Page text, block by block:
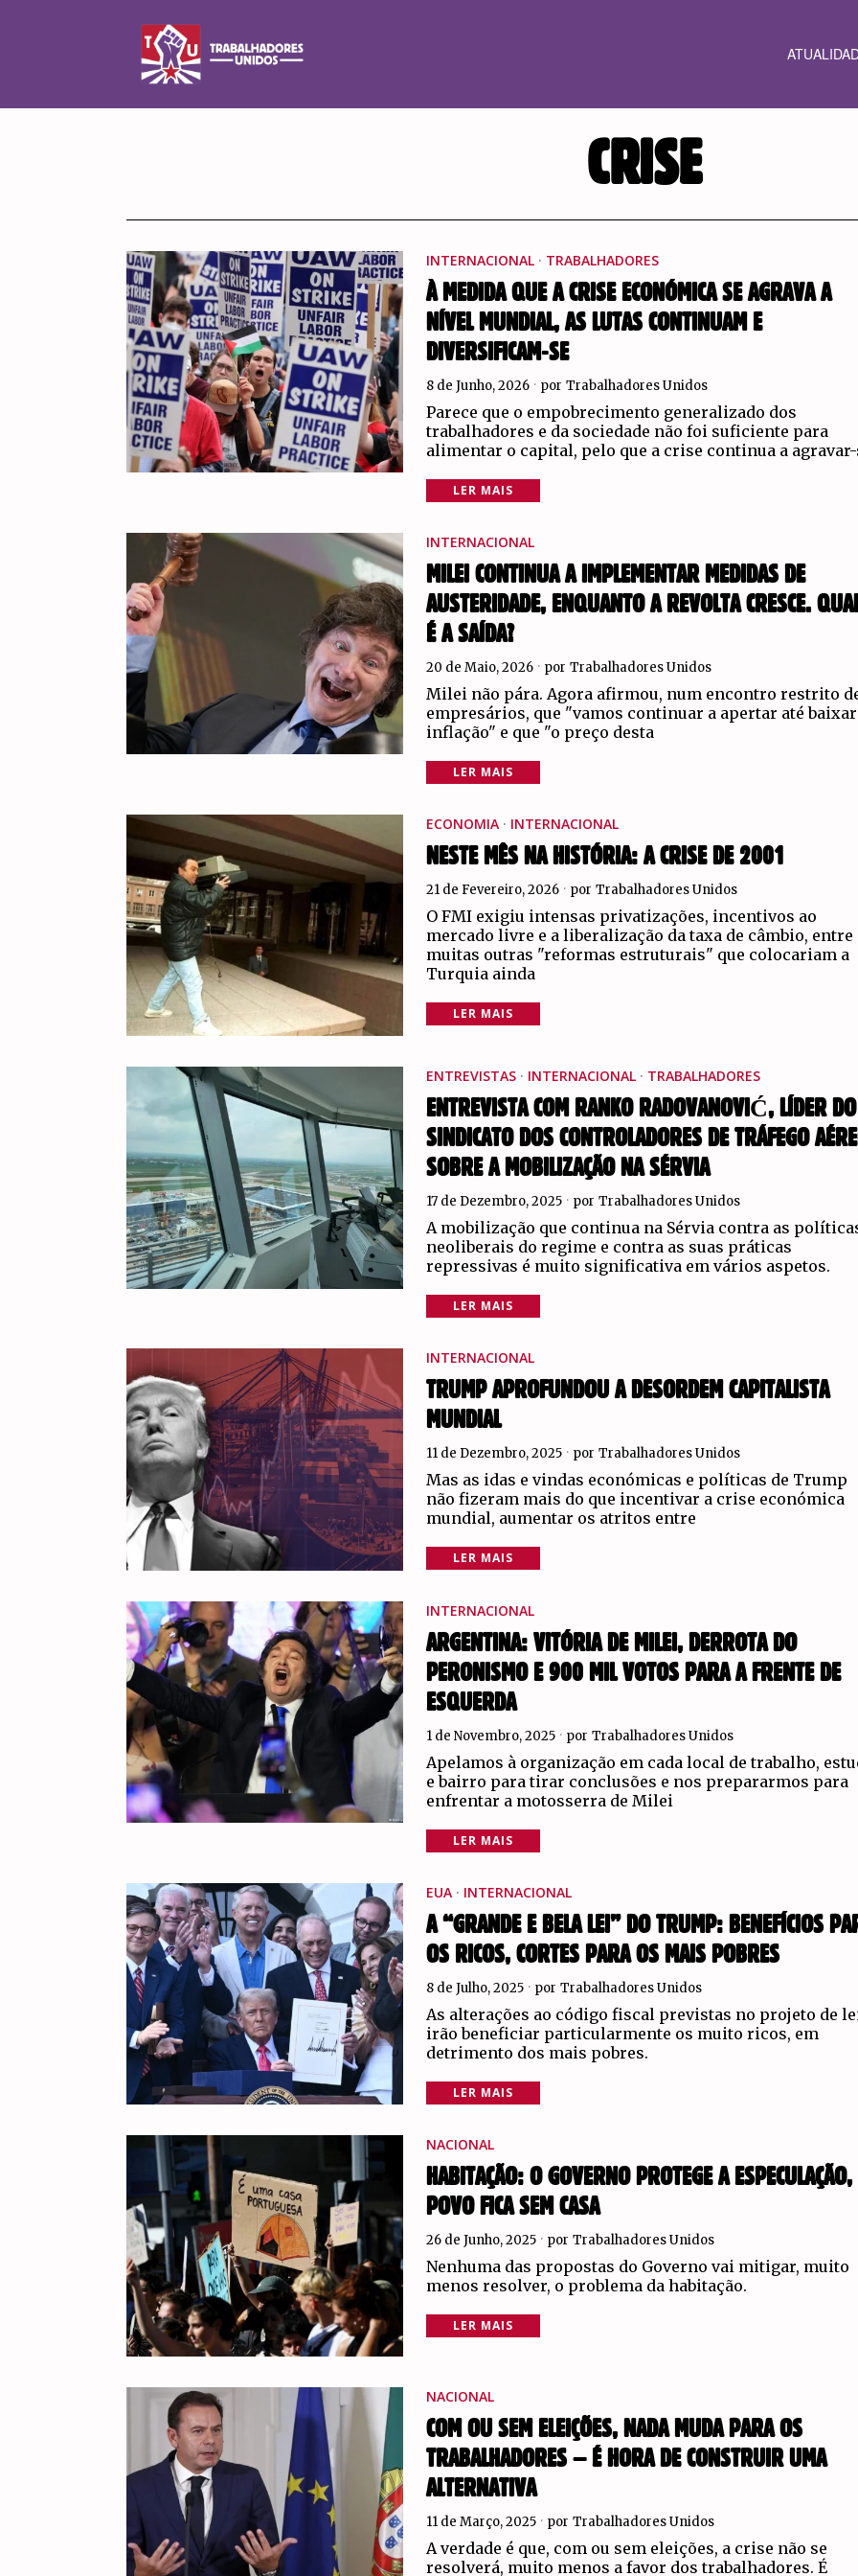
CRISE
INTERNACIONAL · TRABALHADORES
À MEDIDA QUE A CRISE ECONÓMICA SE AGRAVA A
NÍVEL MUNDIAL, AS LUTAS CONTINUAM E
DIVERSIFICAM-SE
8 de Junho, 2026 por Trabalhadores Unidos
Parece que o empobrecimento generalizado dos
trabalhadores e da sociedade não foi suficiente para
alimentar o capital, pelo que a crise continua a
LER MAIS
INTERNACIONAL
MILEI CONTINUA A IMPLEMENTAR MEDIDAS DE
AUSTERIDADE, ENQUANTO A REVOLTA CRESCE.
É A SAÍDA?
20 de Maio, 2026 por Trabalhadores Unidos
Milei não pára. Agora afirmou, num encontro restrito
empresários, que "vamos continuar a apertar até
inflação" e que "o preço desta
LER MAIS
ECONOMIA · INTERNACIONAL
NESTE MÊS NA HISTÓRIA: A CRISE DE 2001
21 de Fevereiro, 2026 por Trabalhadores Unidos
O FMI exigiu intensas privatizações, incentivos ao
mercado livre e a liberalização da taxa de câmbio, entre
muitas outras "reformas estruturais" que colocariam a
Turquia ainda
LER MAIS
ENTREVISTAS · INTERNACIONAL · TRABALHADORES
ENTREVISTA COM RANKO RADOVANOVIĆ, LÍDER DO
SINDICATO DOS CONTROLADORES DE TRÁFEGO
SOBRE A MOBILIZAÇÃO NA SÉRVIA
17 de Dezembro, 2025 por Trabalhadores Unidos
A mobilização que continua na Sérvia contra as
neoliberais do regime e contra as suas práticas
repressivas é muito significativa em vários aspetos.
LER MAIS
INTERNACIONAL
TRUMP APROFUNDOU A DESORDEM CAPITALISTA
MUNDIAL
11 de Dezembro, 2025 por Trabalhadores Unidos
Mas as idas e vindas económicas e políticas de Trump
não fizeram mais do que incentivar a crise económica
mundial, aumentar os atritos entre
LER MAIS
INTERNACIONAL
ARGENTINA: VITÓRIA DE MILEI, DERROTA DO
PERONISMO E 900 MIL VOTOS PARA A FRENTE DE
ESQUERDA
1 de Novembro, 2025 por Trabalhadores Unidos
Apelamos à organização em cada local de trabalho,
e bairro para tirar conclusões e nos prepararmos para
enfrentar a motosserra de Milei
LER MAIS
EUA · INTERNACIONAL
A “GRANDE E BELA LEI” DO TRUMP: BENEFÍCIOS
OS RICOS, CORTES PARA OS MAIS POBRES
8 de Julho, 2025 por Trabalhadores Unidos
As alterações ao código fiscal previstas no projeto de
irão beneficiar particularmente os muito ricos, em
detrimento dos mais pobres.
LER MAIS
NACIONAL
HABITAÇÃO: O GOVERNO PROTEGE A
POVO FICA SEM CASA
26 de Junho, 2025 por Trabalhadores Unidos
Nenhuma das propostas do Governo vai mitigar, muito
menos resolver, o problema da habitação.
LER MAIS
NACIONAL
COM OU SEM ELEIÇÕES, NADA MUDA PARA OS
TRABALHADORES – É HORA DE CONSTRUIR UMA
ALTERNATIVA
11 de Março, 2025 por Trabalhadores Unidos
A verdade é que, com ou sem eleições, a crise não se
resolverá, muito menos a favor dos trabalhadores. É